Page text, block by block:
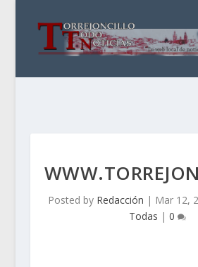
Posted by Redacción | Mar 12,
Todas |0